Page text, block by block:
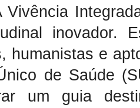
Vivência
inovador.
humanistas e
de Saúde
um guia